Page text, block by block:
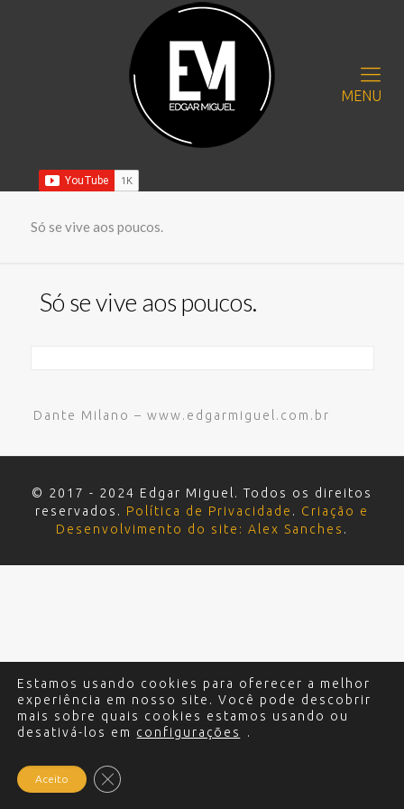
MENU
Só se vive aos poucos.
Só se vive aos poucos.
Dante Milano – www.edgarmiguel.com.br
© 2017 - 2024 Edgar Miguel. Todos os direitos
reservados. Política de Privacidade . Criação e
Desenvolvimento do site: Alex Sanches .
Estamos usando cookies para oferecer a melhor
experiência em nosso site. Você pode descobrir
mais sobre quais cookies estamos usando ou
desativá-los em configurações .
Aceito Close GDPR Cookie Banner